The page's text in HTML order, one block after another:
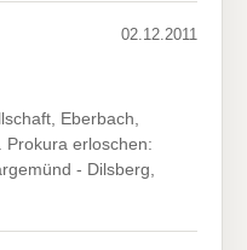
02.12.2011
Eberbach,
Prokura erloschen:
- Dilsberg,